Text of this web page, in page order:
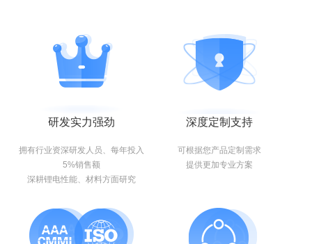
研发实力强劲
拥有行业资深研发人员、每年投入
5%销售额
深耕锂电性能、材料方面研究
深度定制支持
可根据您产品定制需求
提供更加专业方案